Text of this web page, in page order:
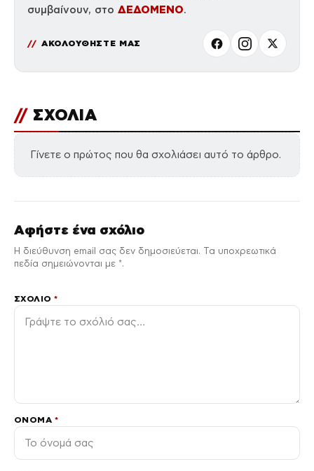
συμβαίνουν, στο ΔΕΔΟΜΕΝΟ.
ΑΚΟΛΟΥΘΗΣΤΕ ΜΑΣ
// ΣΧΟΛΙΑ
Γίνετε ο πρώτος που θα σχολιάσει αυτό το άρθρο.
Αφήστε ένα σχόλιο
Η διεύθυνση email σας δεν δημοσιεύεται. Τα υποχρεωτικά
πεδία σημειώνονται με *.
ΣΧΌΛΙΟ*
ΌΝΟΜΑ *